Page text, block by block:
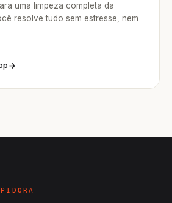
uma limpeza completa da
resolve tudo sem estresse, nem